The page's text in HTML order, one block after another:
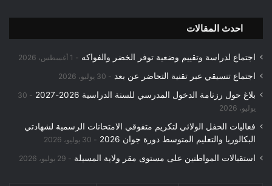
احدث المقالات
اجتماع لدراسة وتقييم وضعية توفر الخضر والفواكه 1 أغسطس، 2026
اجتماع تنسيقي عبر تقنية التحاضر عن بعد 30 يوليو، 2026
بلاغ حول رزنامة الدخول المدرسي للسنة الدراسية 2026-2027
30
يوليو، 2026
فعاليات الحفل الولائي لتكريم متفوقي الامتحانات الرسمية لشهادتي
البكالوريا والتعليم المتوسط دورة جوان 2026
30 يوليو، 2026
استقبالات المواطنين على مستوى مقر ولاية المسيلة 29 يوليو، 2026